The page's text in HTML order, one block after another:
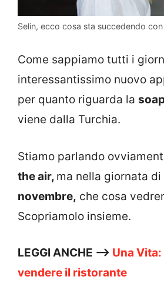
Selin, ecco cosa sta succedendo con
Come sappiamo tutti i
interessantissimo nuovo
per quanto riguarda la
viene dalla Turchia.
Stiamo parlando
the air, ma nella giornata di
novembre, che cosa
Scopriamolo insieme.
LEGGI ANCHE —> Una
vendere il ristorante